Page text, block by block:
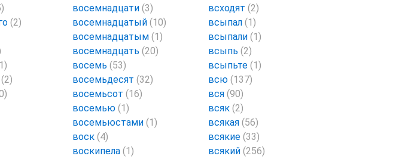
(2)
(2)
восемнадцати (3)
восемнадцатый (10)
восемнадцатым (1)
восемнадцать (20)
восемь (53)
восемьдесят (32)
восемьсот (16)
восемью (1)
восемьюстами (1)
воск (4)
воскипела (1)
всходят (2)
всыпал (1)
всыпали (1)
всыпь (2)
всыпьте (1)
всю (137)
вся (90)
всяк (2)
всякая (56)
всякие (33)
всякий (256)